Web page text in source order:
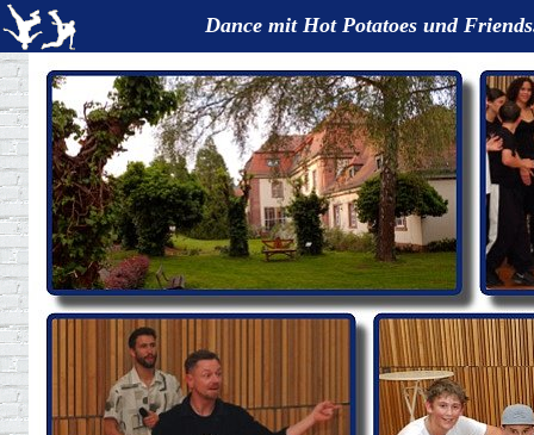
Dance mit Hot Potatoes und